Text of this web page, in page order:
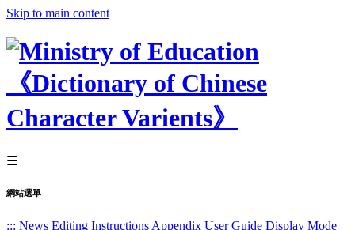
Skip to main content
☰
網站選單
::: News Editing Instructions Appendix User Guide Display Mode